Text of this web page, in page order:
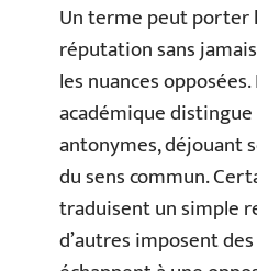
Un terme peut porter
réputation sans
les nuances
académique
antonymes, déjouant
du sens commun.
traduisent un simple
d’autres imposent